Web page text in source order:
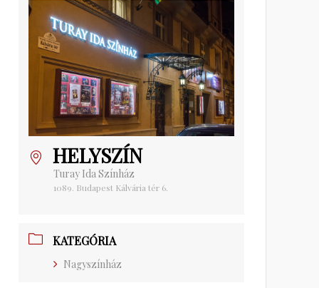
HELYSZÍN
Turay Ida Színház
1089. Budapest Kálvária tér 6.
KATEGÓRIA
Nagyszínház